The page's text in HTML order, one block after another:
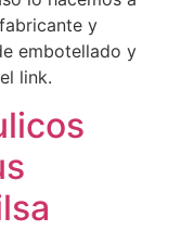
y
embotellado y
link.